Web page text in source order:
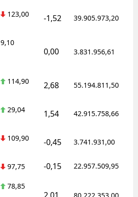
123,00 -1,52 39.905.973,20
9,10
0,00 3.831.956,61
114,90 2,68 55.194.811,50
29,04 1,54 42.915.758,66
109,90 -0,45 3.741.931,00
97,75 -0,15 22.957.509,95
78,85
80.222.353,00